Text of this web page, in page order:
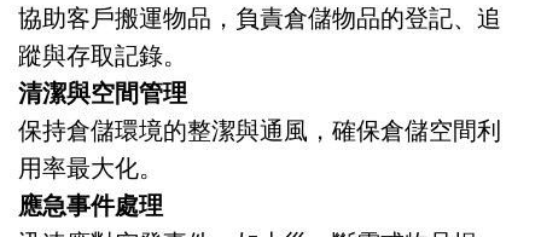
協助客戶搬運物品，負責倉儲物品的登記、追
蹤與存取記錄。
清潔與空間管理
保持倉儲環境的整潔與通風，確保倉儲空間利
用率最大化。
應急事件處理